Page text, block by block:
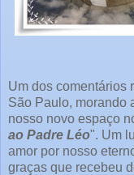
Um dos comentários
São Paulo, morando
nosso novo espaço
ao Padre Léo". Um
amor por nosso
graças que recebeu